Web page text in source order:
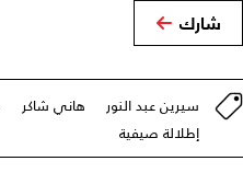
شارك
سيرين عبد النور هاني شاكر
إطلالة صيفية